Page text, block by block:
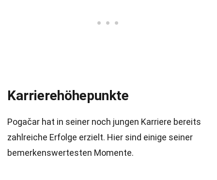
Karrierehöhepunkte
Pogačar hat in seiner noch jungen Karriere bereits
zahlreiche Erfolge erzielt. Hier sind einige seiner
bemerkenswertesten Momente.